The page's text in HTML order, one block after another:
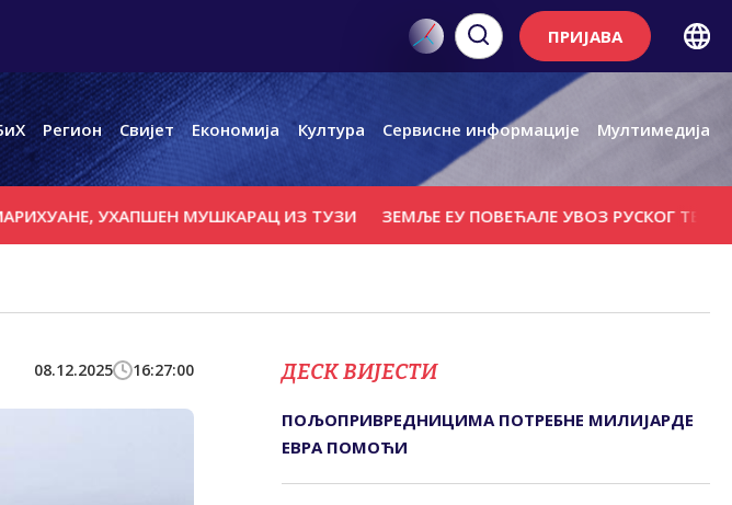
ПРИЈАВА
Регион Свијет Економија Култура Сервисне информације Мултимедија
УХАПШЕН МУШКАРАЦ ИЗ ТУЗИ ЗЕМЉЕ ЕУ ПОВЕЋАЛЕ УВОЗ РУСКОГ ТЕЧНОГ
08.12.2025 16:27:00 ДЕСК ВИЈЕСТИ
ПОЉОПРИВРЕДНИЦИМА ПОТРЕБНЕ МИЛИЈАРДЕ
ЕВРА ПОМОЋИ